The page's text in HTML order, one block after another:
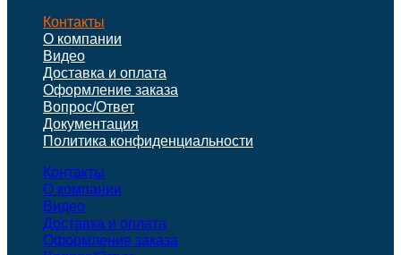
Контакты
О компании
Видео
Доставка и оплата
Оформление заказа
Вопрос/Ответ
Документация
Политика конфиденциальности
Контакты
О компании
Видео
Доставка и оплата
Оформление заказа